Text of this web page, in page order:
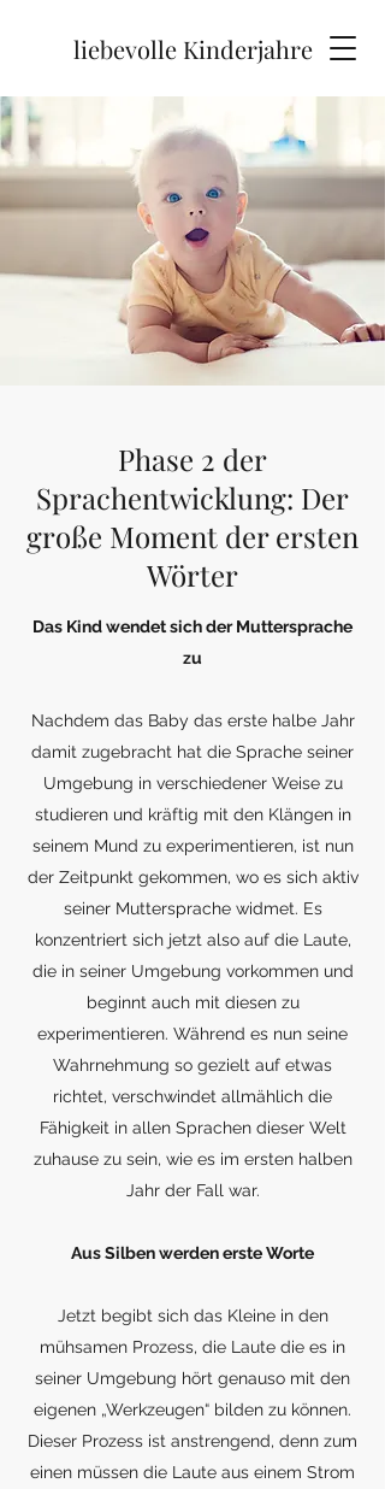
liebevolle Kinderjahre
Phase 2 der
Sprachentwicklung: Der
große Moment der ersten
Wörter
Das Kind wendet sich der Muttersprache
zu
Nachdem das Baby das erste halbe Jahr
damit zugebracht hat die Sprache seiner
Umgebung in verschiedener Weise zu
studieren und kräftig mit den Klängen in
seinem Mund zu experimentieren, ist nun
der Zeitpunkt gekommen, wo es sich aktiv
seiner Muttersprache widmet. Es
konzentriert sich jetzt also auf die Laute,
die in seiner Umgebung vorkommen und
beginnt auch mit diesen zu
experimentieren. Während es nun seine
Wahrnehmung so gezielt auf etwas
richtet, verschwindet allmählich die
Fähigkeit in allen Sprachen dieser Welt
zuhause zu sein, wie es im ersten halben
Jahr der Fall war.
Aus Silben werden erste Worte
Jetzt begibt sich das Kleine in den
mühsamen Prozess, die Laute die es in
seiner Umgebung hört genauso mit den
eigenen „Werkzeugen“ bilden zu können.
Dieser Prozess ist anstrengend, denn zum
einen müssen die Laute aus einem Strom